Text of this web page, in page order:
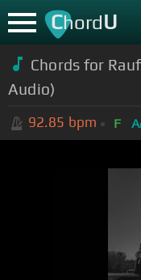
ChordU
Chords for
Audio)
92.85 bpm F A